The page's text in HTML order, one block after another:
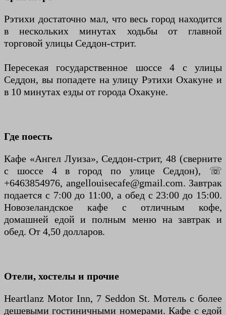
Рэтихи достаточно мал, что весь город находится
в нескольких минутах ходьбы от главной
торговой улицы Седдон-стрит.
Пересекая государственное шоссе 4 с улицы
Седдон, вы попадете на улицу Рэтихи Охакуне и
в 10 минутах езды от города Охакуне.
Где поесть
Кафе «Ангел Луиза», Седдон-стрит, 48 (сверните
с шоссе 4 в город по улице Седдон), ☏
+6463854976, angellouisecafe@gmail.com. Завтрак
подается с 7:00 до 11:00, а обед с 23:00 до 15:00.
Новозеландское кафе с отличным кофе,
домашней едой и полным меню на завтрак и
обед. От 4,50 долларов.
Отели, хостелы и прочие
Heartlanz Motor Inn, 7 Seddon St. Мотель с более
дешевыми гостиничными номерами. Кафе с едой